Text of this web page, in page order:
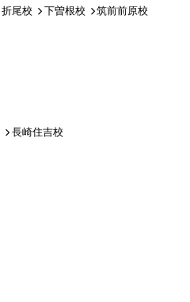
折尾校 下曽根校
筑前前原校
長崎住吉校